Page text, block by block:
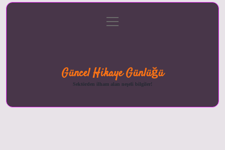
menüyü
aç
Güncel Hikaye Günlüğü
Sektörden ilham alan neşeli bilgiler!